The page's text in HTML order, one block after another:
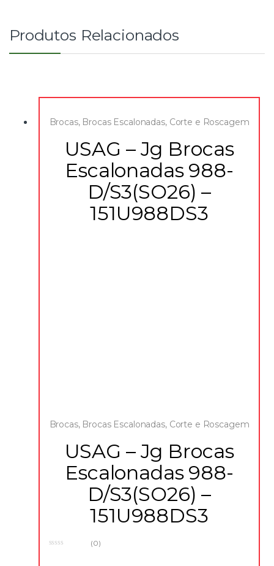
Produtos Relacionados
Brocas, Brocas Escalonadas, Corte e Roscagem
USAG – Jg Brocas
Escalonadas 988-
D/S3(SO26) –
151U988DS3
Brocas, Brocas Escalonadas, Corte e Roscagem
USAG – Jg Brocas
Escalonadas 988-
D/S3(SO26) –
151U988DS3
(0)